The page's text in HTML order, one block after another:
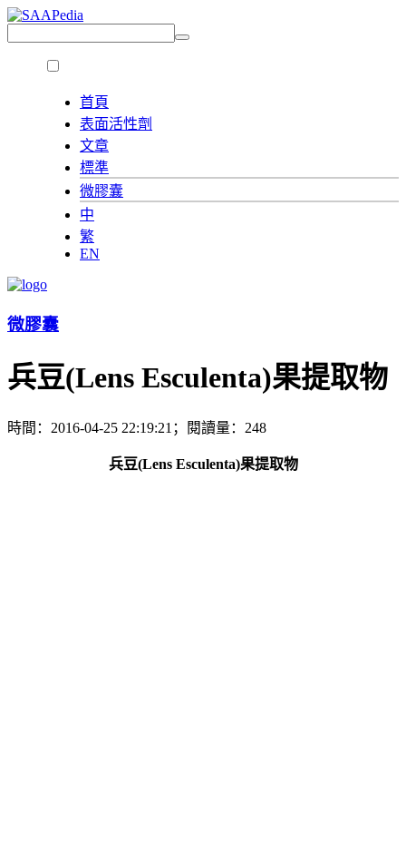
首頁
表面活性劑
文章
標準
微膠囊
中
繁
EN
微膠囊
兵豆(Lens Esculenta)果提取物
時間：2016-04-25 22:19:21；閱讀量：248
兵豆(Lens Esculenta)果提取物